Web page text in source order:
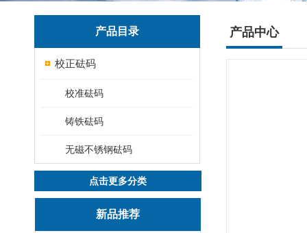
产品目录
校正砝码
校准砝码
铸铁砝码
无磁不锈钢砝码
点击更多分类
新品推荐
产品中心